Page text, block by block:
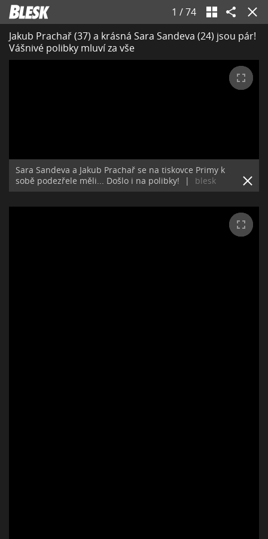
1 /74
Jakub Prachař (37) a krásná Sara Sandeva (24) jsou pár!
Vášnivé polibky mluví za vše
Sara Sandeva a Jakub Prachař se na tiskovce Primy k
sobě podezřele měli... Došlo i na polibky!
| blesk